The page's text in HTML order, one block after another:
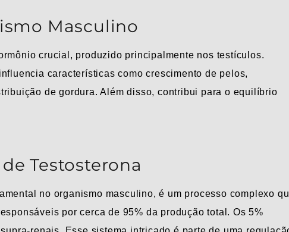
Masculino
crucial, produzido principalmente nos testículos.
características como crescimento de pelos,
de gordura. Além disso, contribui para o equilíbrio
Testosterona
no organismo masculino, é um processo complexo
por cerca de 95% da produção total. Os 5%